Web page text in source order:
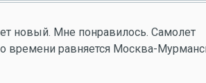
новый. Мне понравилось. Самолет
времени равняется Москва-